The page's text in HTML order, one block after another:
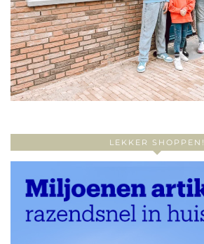
LEKKER SHOPPEN!